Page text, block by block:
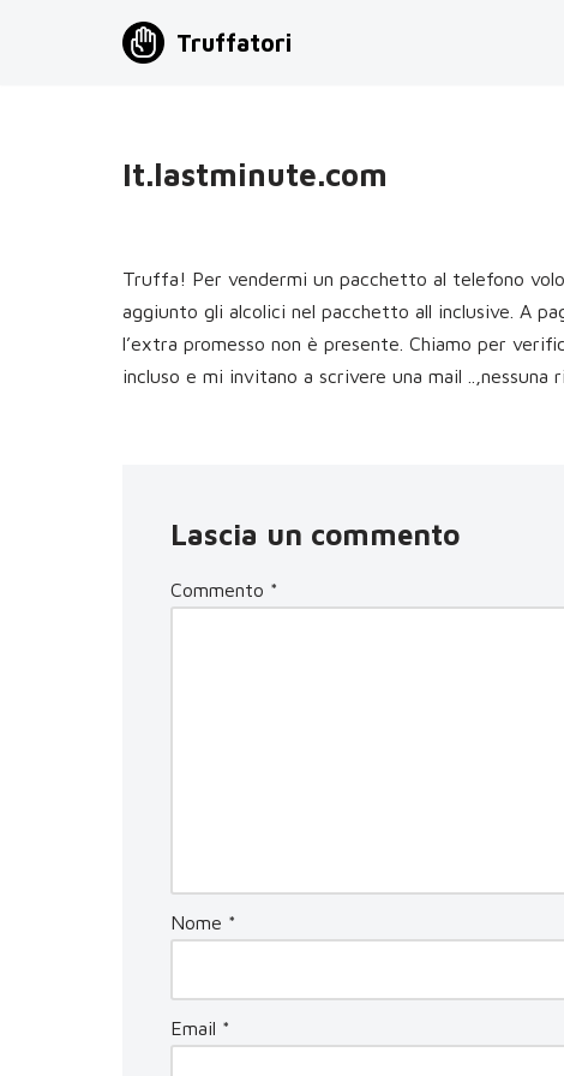
Truffatori
It.lastminute.com
Truffa! Per vendermi un pacchetto al telefono
aggiunto gli alcolici nel pacchetto all inclusive. A
l’extra promesso non è presente. Chiamo per
incluso e mi invitano a scrivere una mail ..,nessuna
Lascia un commento
Commento *
Nome *
Email *